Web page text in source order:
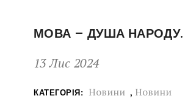
МОВА – ДУША НАРОДУ.
13 Лис 2024
КАТЕГОРІЯ: Новини , Новини